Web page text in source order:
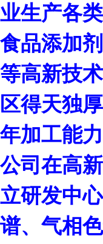
业生产各
食品添加
等高新技
区得天独
年加工能
公司在高
立研发中
谱、气相